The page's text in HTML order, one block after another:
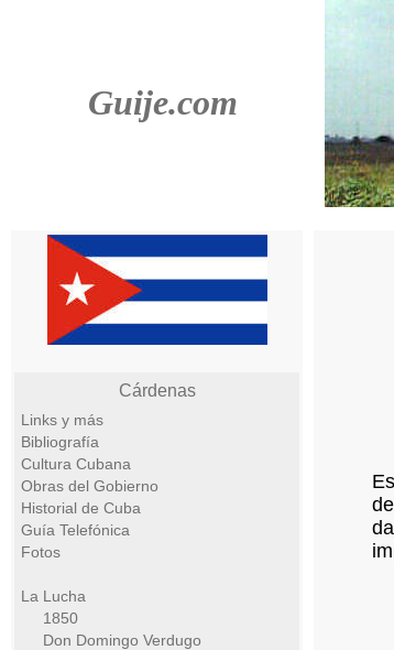
Guije.com
Cárdenas
Links y más
Bibliografía
Cultura Cubana
Obras del Gobierno
Historial de Cuba
Guía Telefónica
Fotos
La Lucha
1850
Don Domingo Verdugo